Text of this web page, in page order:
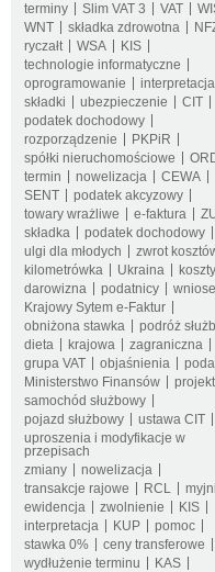
terminy
Slim VAT 3 VAT
WNT
składka zdrowotna
ryczałt
WSA
KIS
technologie informatyczne
oprogramowanie
interpretacja
składki
ubezpieczenie
CIT
podatek dochodowy
rozporządzenie
PKPiR
spółki nieruchomościowe
termin
nowelizacja
CEWA
SENT
podatek akcyzowy
towary wrażliwe
e-faktura
składka
podatek dochodowy
ulgi dla młodych
zwrot
kilometrówka
Ukraina
koszty
darowizna
podatnicy
Krajowy Sytem e-Faktur
obniżona stawka
podróż
dieta
krajowa
zagraniczna
grupa VAT
objaśnienia
Ministerstwo Finansów
projekt
samochód służbowy
pojazd służbowy
ustawa CIT
uproszenia i modyfikacje w
przepisach
zmiany
nowelizacja
transakcje rajowe
RCL
ewidencja
zwolnienie
KIS
interpretacja
KUP
pomoc
stawka 0%
ceny transferowe
wydłużenie terminu
KAS